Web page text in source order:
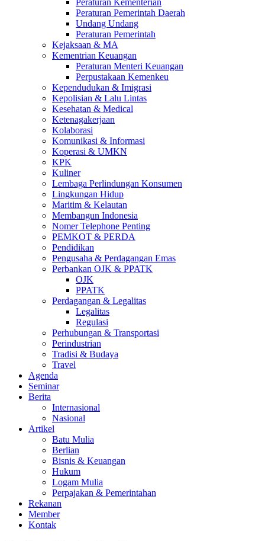
Peraturan Kementerian
Peraturan Pemerintah Daerah
Undang Undang
Peraturan Pemerintah
Kejaksaan & MA
Kementrian Keuangan
Peraturan Menteri Keuangan
Perpustakaan Kemenkeu
Kependudukan & Imigrasi
Kepolisian & Lalu Lintas
Kesehatan & Medical
Ketenagakerjaan
Kolaborasi
Komunikasi & Informasi
Koperasi & UMKN
KPK
Kuliner
Lembaga Perlindungan Konsumen
Lingkungan Hidup
Maritim & Kelautan
Membangun Indonesia
Nomer Telephone Penting
PEMKOT & PERDA
Pendidikan
Pengusaha & Perdagangan Emas
Perbankan OJK & PPATK
OJK
PPATK
Perdagangan & Legalitas
Legalitas
Regulasi
Perhubungan & Transportasi
Perindustrian
Tradisi & Budaya
Travel
Agenda
Seminar
Berita
Internasional
Nasional
Artikel
Batu Mulia
Berlian
Bisnis & Keuangan
Hukum
Logam Mulia
Perpajakan & Pemerintahan
Rekanan
Member
Kontak